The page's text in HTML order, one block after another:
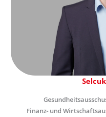
Finanz- und